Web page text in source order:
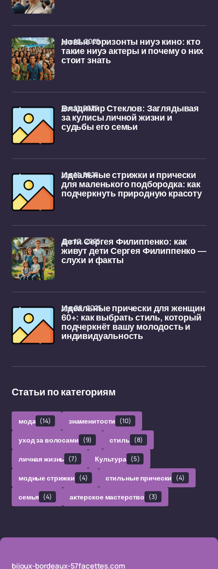
Новые горизонты ниуэ кино: кто
такие ниуэ актеры и почему о них
стоит знать
дек 12, 2025
Владимир Стеклов: Заглядывая
за кулисы личной жизни и
судьбы его семьи
дек 11, 2025
Идеальные стрижки и прически
для маленького подбородка: как
подчеркнуть природную красоту
дек 11, 2025
Дети Сергея Филиппенко: как
живут дети Сергея Филиппенко —
слухи и факты
дек 10, 2025
Идеальные прически для женщин
60+: как выбрать стиль, который
подчеркнёт вашу молодость и
индивидуальность
дек 08, 2025
Статьи по категориям
мода (14) знаменитости (10)
уход за волосами (9) стиль (8)
личная жизнь (7) Культура (5)
модные стрижки (4) стильные прически (4)
семья (4) актерское мастерство (3)
bijoux-bordeaux-57facettes.com